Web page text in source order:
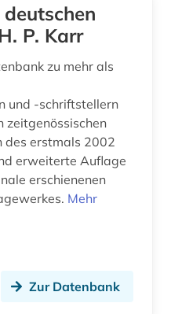
P. Karr
zu mehr als
und -schriftstellern
zeitgenössischen
des erstmals 2002
erweiterte Auflage
erschienenen
Mehr
Zur Datenbank